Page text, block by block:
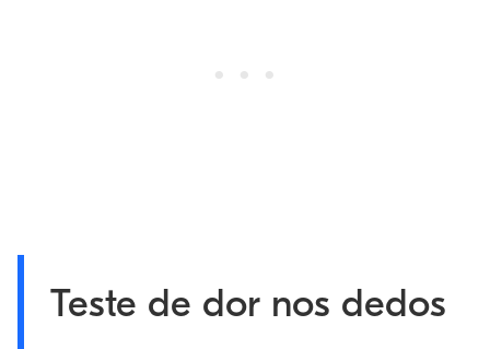
Teste de dor nos dedos